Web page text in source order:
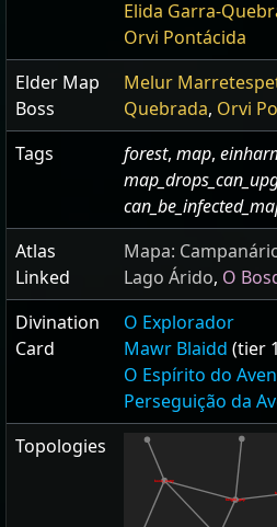
Elida Garra-
Orvi Pontácida
Elder Map
Boss
Melur
Quebrada, Orvi
Tags
forest, map,
Atlas
Linked
Mapa:
Lago Árido, O
Divination
Card
O Explorador
Mawr Blaidd (tier
O Espírito do
Perseguição da
Topologies
boss_entry
height_gap